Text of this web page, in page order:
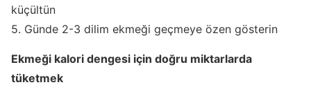
küçültün
5. Günde 2-3 dilim ekmeği geçmeye özen gösterin
Ekmeği kalori dengesi için doğru miktarlarda
tüketmek